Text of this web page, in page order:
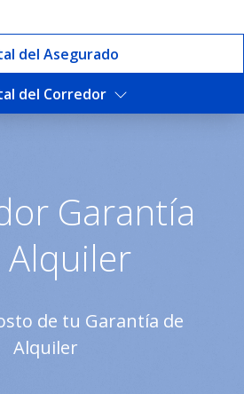
del Asegurado
del Corredor
de
Garantía
Alquiler
de tu Garantía de
Alquiler